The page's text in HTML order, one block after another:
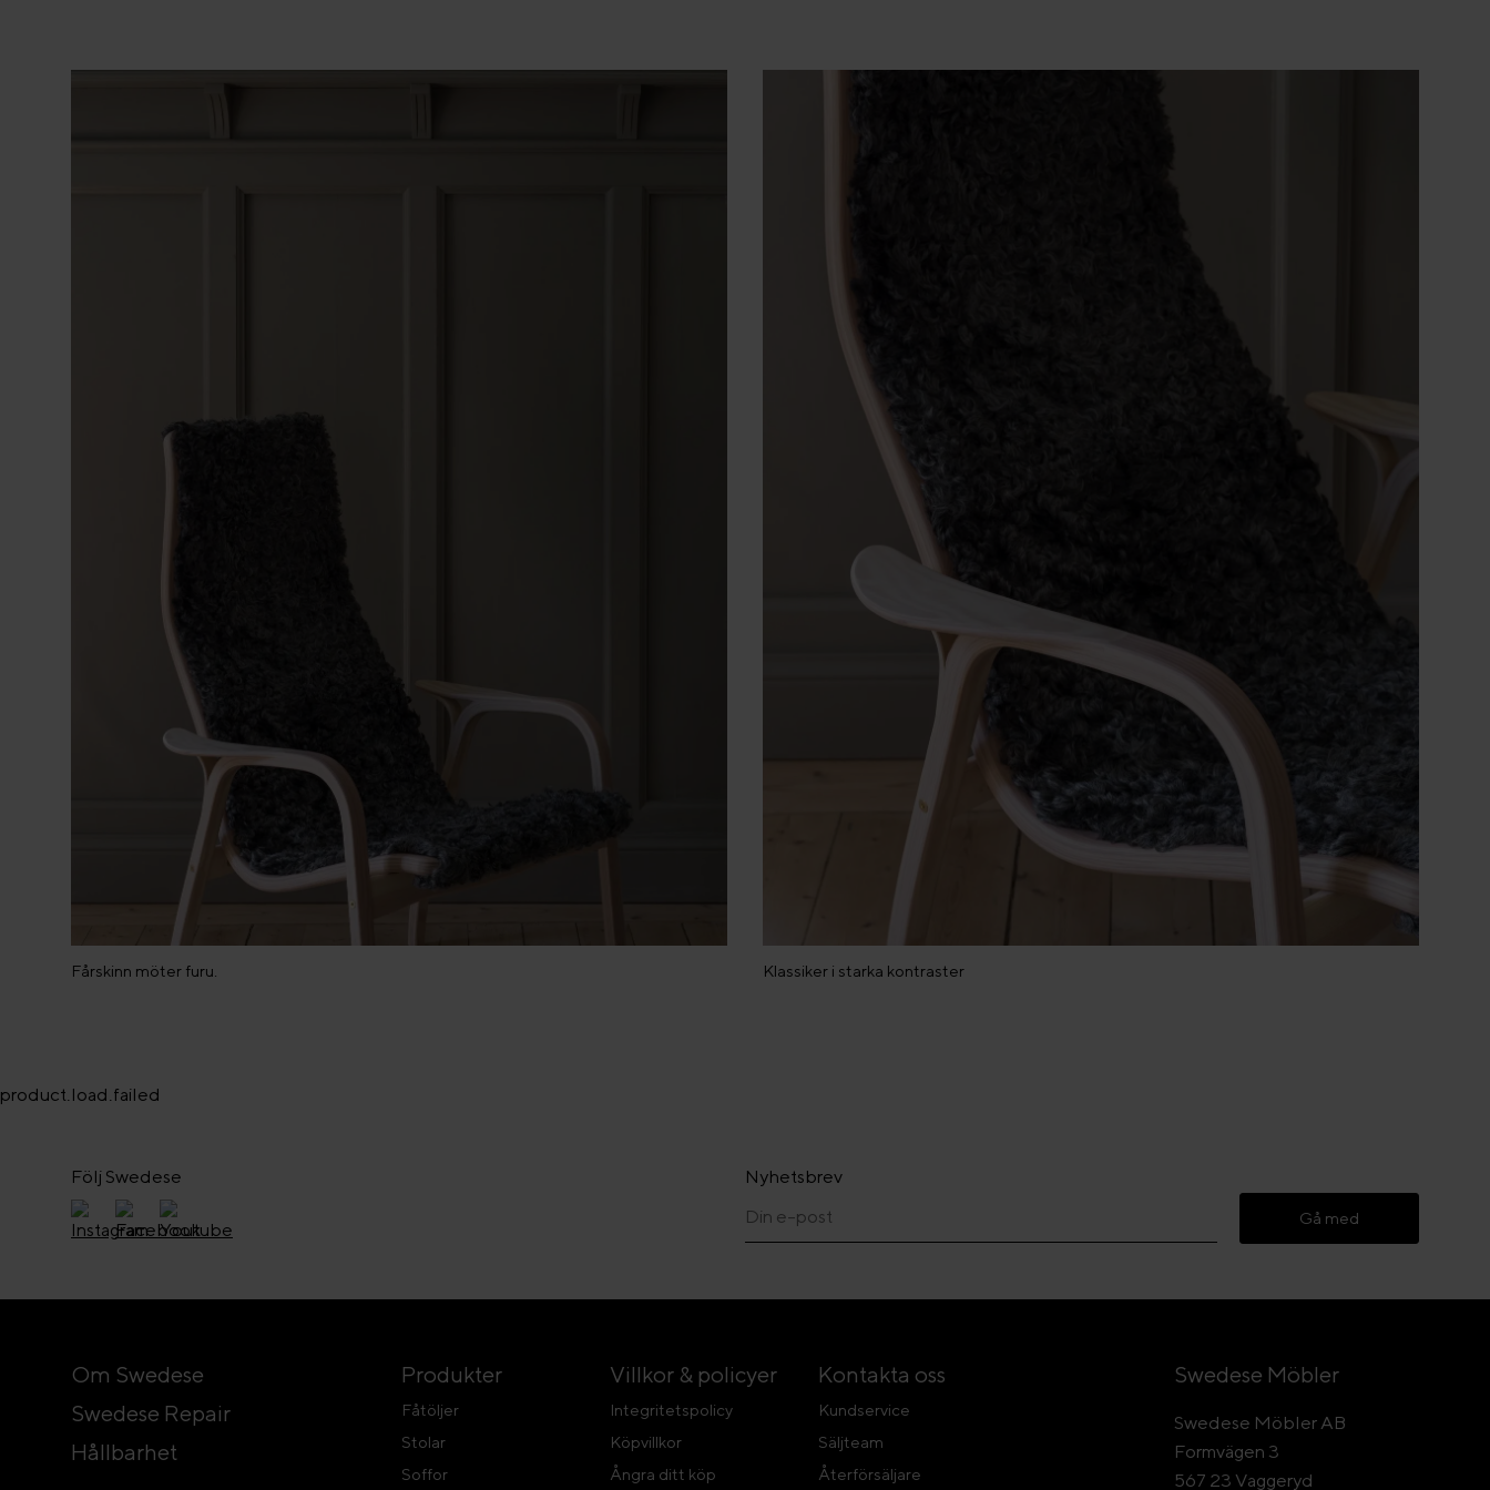
Fårskinn möter furu. Klassiker i starka kontraster
product.load.failed
Följ Swedese Nyhetsbrev
Gå med
Om Swedese
Swedese Repair
Hållbarhet
Produkter
Fåtöljer
Stolar
Soffor
Villkor & policyer
Integritetspolicy
Köpvillkor
Ångra ditt köp
Kontakta oss
Kundservice
Säljteam
Återförsäljare
Swedese Möbler
Swedese Möbler AB
Formvägen 3
567 23 Vaggeryd